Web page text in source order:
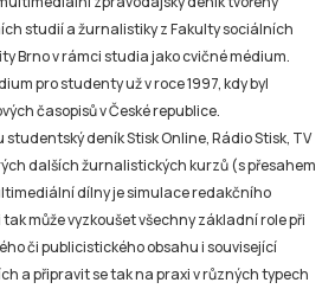
studií a žurnalistiky z Fakulty sociálních
Brno v rámci studia jako cvičné médium.
pro studenty už v roce 1997, kdy byl
časopisů v České republice.
deník Stisk Online, Rádio Stisk, TV
dalších žurnalistických kurzů (s přesahem
dílny je simulace redakčního
může vyzkoušet všechny základní role při
či publicistického obsahu i související
a připravit se tak na praxi v různých typech